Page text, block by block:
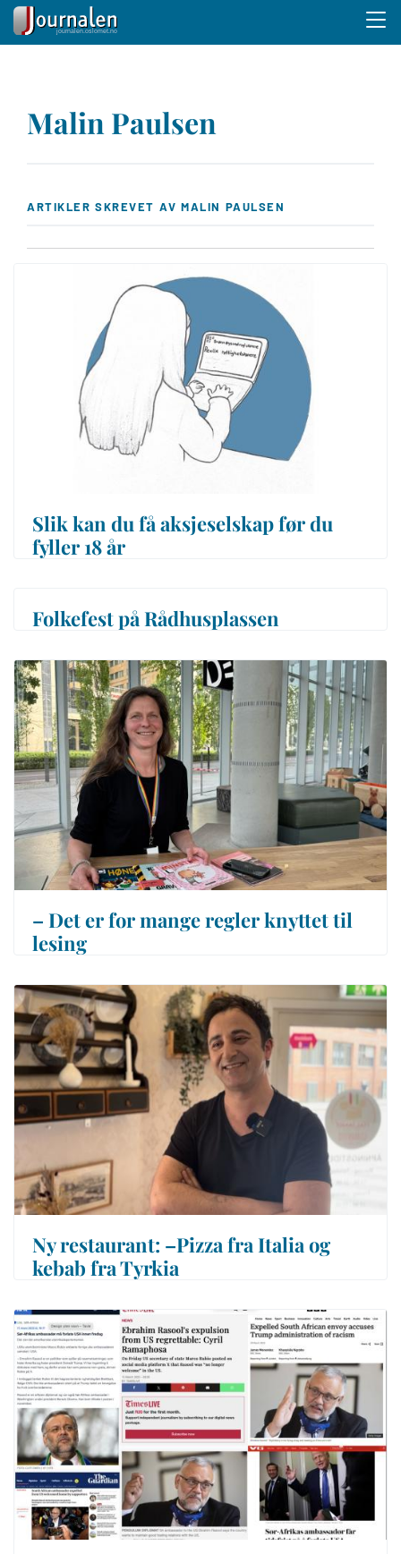
hovedinnhold
Malin Paulsen
ARTIKLER SKREVET AV MALIN PAULSEN
Slik kan du få aksjeselskap før du
fyller 18 år
Folkefest på Rådhusplassen
– Det er for mange regler knyttet til
lesing
Ny restaurant: –Pizza fra Italia og
kebab fra Tyrkia